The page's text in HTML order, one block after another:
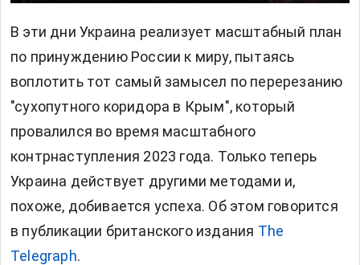
В эти дни Украина реализует масштабный план
по принуждению России к миру, пытаясь
воплотить тот самый замысел по перерезанию
"сухопутного коридора в Крым", который
провалился во время масштабного
контрнаступления 2023 года. Только теперь
Украина действует другими методами и,
похоже, добивается успеха. Об этом говорится
в публикации британского издания The
Telegraph.